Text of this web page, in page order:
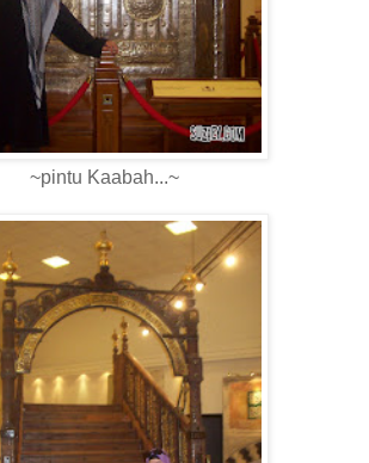
~pintu Kaabah...~